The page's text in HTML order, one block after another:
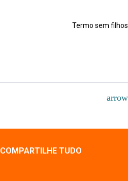
Termo sem filhos
COMPARTILHE TUDO